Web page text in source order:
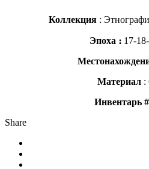
Коллекция:
Эпоха ։ 17-
Материал:
Инвентарь #
Share